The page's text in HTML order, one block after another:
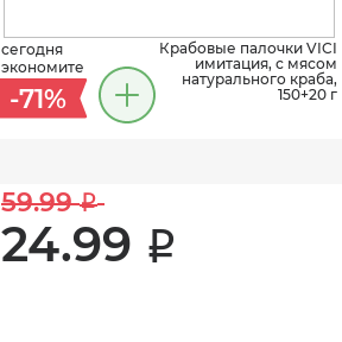
сегодня
экономите
-71%
Крабовые палочки VICI
имитация, с мясом
натурального краба,
150+20 г
59.99 i
24.99 i